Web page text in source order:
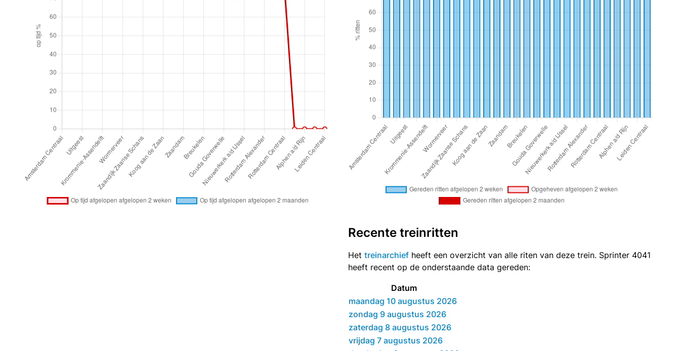
Recente treinritten
Het treinarchief heeft een overzicht van alle riten van deze trein. Sprinter 4041
heeft recent op de onderstaande data gereden:
Datum
maandag 10 augustus 2026
zondag 9 augustus 2026
zaterdag 8 augustus 2026
vrijdag 7 augustus 2026